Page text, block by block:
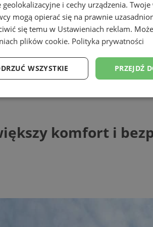
i bezpieczeństwo
komfort i
i cechy urządzenia.
mogą opierać się na prawnie
się temu w Ustawieniach reklam.
plików cookie. Polityka prywatności
PRZEJDŹ
WSZYSTKIE
Targetowanie Funkcjonalność
nie można prawidłowo korzystać ze strony internetowej.